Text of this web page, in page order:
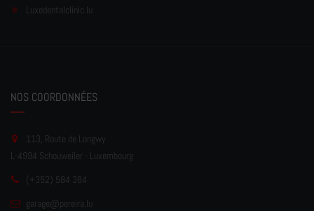
Luxedentalclinic.lu
NOS COORDONNÉES
113, Route de Longwy
L-4994 Schouweiler - Luxembourg
(+352) 584 384
garage@pereira.lu